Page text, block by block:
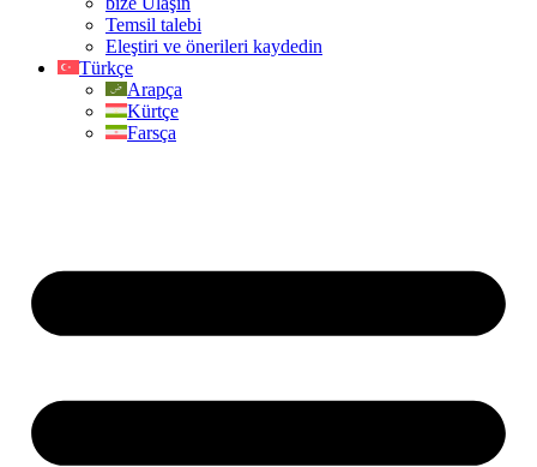
Temsil talebi
Eleştiri ve önerileri kaydedin
Türkçe
Arapça
Kürtçe
Farsça